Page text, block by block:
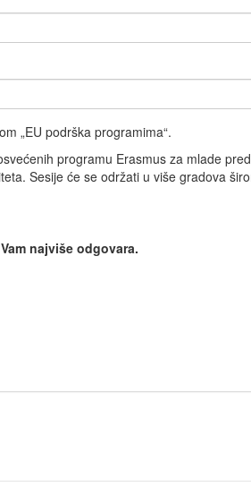
„EU podrška programima“.
programu Erasmus za mlade
Sesije će se održati u više gradova
najviše odgovara.